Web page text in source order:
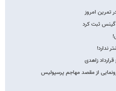
امروز
گینس ثبت کرد
ندارد!
زاهدی
از مقصد مهاجم پرسپولیس